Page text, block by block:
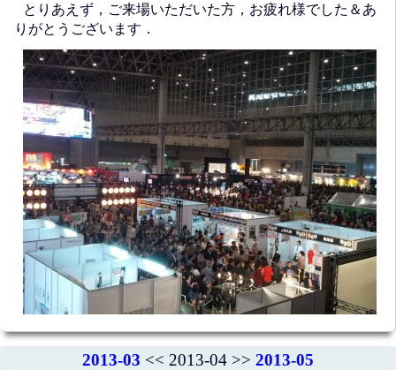
とりあえず，ご来場いただいた方，お疲れ様でした＆あ
りがとうございます．
2013-03 << 2013-04 >> 2013-05